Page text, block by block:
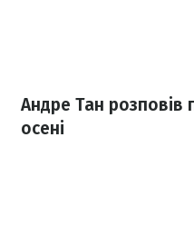
Андре Тан розповів
осені